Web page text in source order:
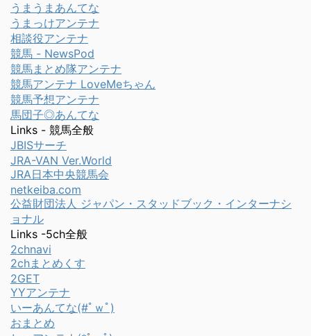
うまうまあんてな
うまっけアンテナ
相談役アンテナ
競馬 - NewsPod
競馬まとめ隊アンテナ
競馬アンテナ LoveMeちゃん
競馬予想アンテナ
馬団子◎あんてな
Links - 競馬全般
JBISサーチ
JRA-VAN Ver.World
JRA日本中央競馬会
netkeiba.com
公益財団法人 ジャパン・スタッドブック・インターナシ
ョナル
Links -5ch全般
2chnavi
2chまとめくす
2GET
YYアンテナ
いーあんてな(#ﾟｗﾟ)
おまとめ